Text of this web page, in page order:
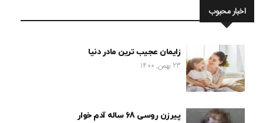
اخبار محبوب
زایمان عجیب ترین مادر دنیا
23 بهمن, 1400
پیرزن روسی 68 ساله آدم خوار